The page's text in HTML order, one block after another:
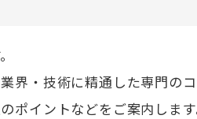
界・技術に精通した専門のコ
ポイントなどをご案内します